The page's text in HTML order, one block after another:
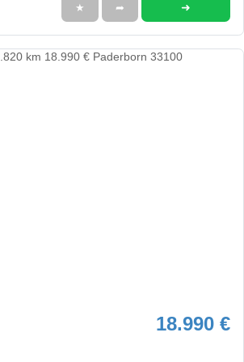
★ ➦ ➜
18.990 €